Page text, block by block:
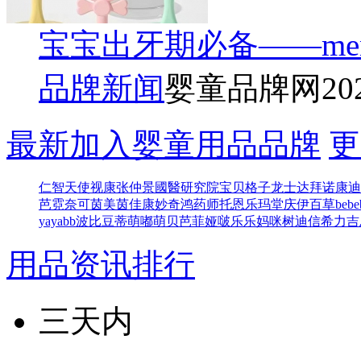
宝宝出牙期必备
品牌新闻婴童品牌网
最新加入婴童用品品牌
仁智天使视康张仲景國醫研究院宝贝格子龙士达拜诺康
芭霓奈可茵美茵佳康妙奇鸿药师托恩 乐玛堂庆伊百草
yayabb波比豆蒂萌嘟萌贝芭菲娅啵乐乐妈咪树迪信希力吉
用品资讯排行
三天内